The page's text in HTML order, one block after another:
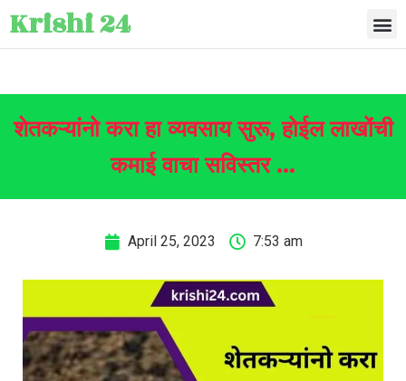
Krishi 24
शेतकऱ्यांनो करा हा व्यवसाय सुरू, होईल लाखोंची
कमाई वाचा सविस्तर …
April 25, 2023 7:53 am